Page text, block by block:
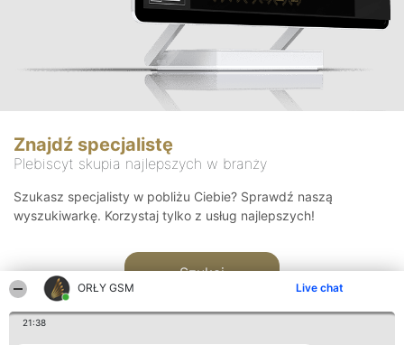
ORŁY GSM Live chat
21:38
Znajdź specjalistę
Plebiscyt skupia najlepszych w branży
Szukasz specjalisty w pobliżu Ciebie? Sprawdź naszą
wyszukiwarkę. Korzystaj tylko z usług najlepszych!
Szukaj